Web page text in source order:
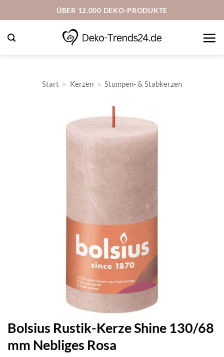
Inhalt
springen
ÜBER 12.000 DEKO-PRODUKTE
Start » Kerzen » Stumpen- & Stabkerzen
Bolsius Rustik-Kerze Shine 130/68
mm Nebliges Rosa